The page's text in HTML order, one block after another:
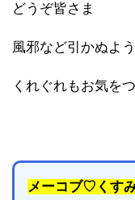
どうぞ皆さま
風邪など引かぬよ
くれぐれもお気を
メーコブ♡くす